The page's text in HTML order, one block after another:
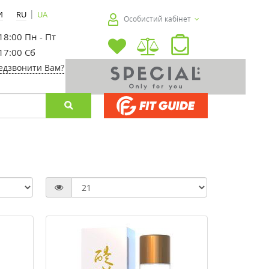
RU | UA
Пн - Пт
Сб
Вам?
Особистий кабінет
-20%